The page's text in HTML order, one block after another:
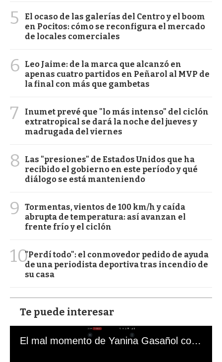
5
El ocaso de las galerías del Centro y el boom
en Pocitos: cómo se reconfigura el mercado
de locales comerciales
6
Leo Jaime: de la marca que alcanzó en
apenas cuatro partidos en Peñarol al MVP de
la final con más que gambetas
7
Inumet prevé que "lo más intenso" del ciclón
extratropical se dará la noche del jueves y
madrugada del viernes
8
Las "presiones" de Estados Unidos que ha
recibido el gobierno en este período y qué
diálogo se está manteniendo
9
Tormentas, vientos de 100 km/h y caída
abrupta de temperatura: así avanzan el
frente frío y el ciclón
10"Perdí todo": el conmovedor pedido de ayuda
de una periodista deportiva tras incendio de
su casa
Te puede interesar
El mal momento de Yanina Gasañol con un hincha argentino en "Subrayado"